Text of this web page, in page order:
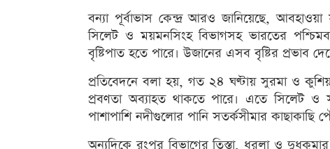
বন্যা পূর্বাভাস কেন্দ্র আরও জানিয়েছে,
সিলেট ও ময়মনসিংহ বিভাগসহ ভারতের
বৃষ্টিপাত হতে পারে। উজানের এসব বৃষ্টির প্রভাব
প্রতিবেদনে বলা হয়, গত ২৪ ঘণ্টায় সুরমা ও
প্রবণতা অব্যাহত থাকতে পারে। এতে সিলেট ও
পাশাপাশি নদীগুলোর পানি সতর্কসীমার কাছাকাছি
অন্যদিকে রংপুর বিভাগের তিস্তা, ধরলা ও